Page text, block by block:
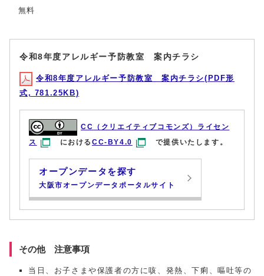
無料
令和8年度アレルギー予防教室 案内チラシ
令和8年度アレルギー予防教室 案内チラシ(PDF形
式, 781.25KB)
CC（クリエイティブコモンズ）ライセン
ス
におけるCC-BY4.0 で提供いたします。
オープンデータを探す
大阪市オープンデータポータルサイト
その他 注意事項
当日、お子さまや保護者の方に咳、発熱、下痢、嘔吐等の